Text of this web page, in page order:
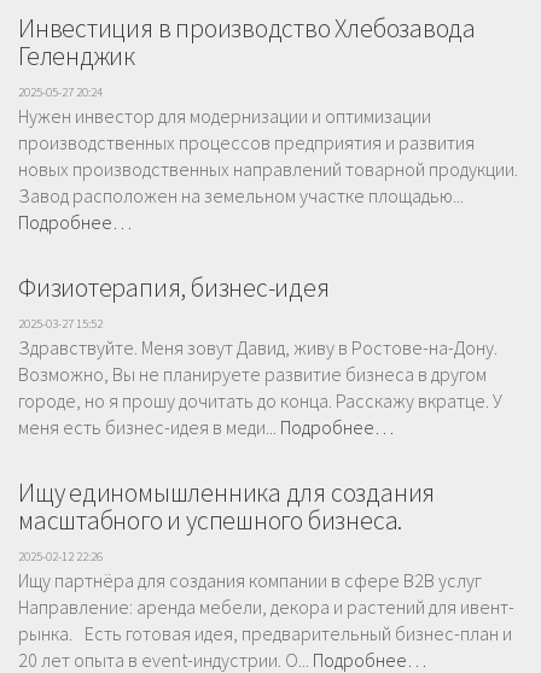
Инвестиция в производство Хлебозавода
Геленджик
2025-05-27 20:24
Нужен инвестор для модернизации и оптимизации
производственных процессов предприятия и развития
новых производственных направлений товарной продукции.
Завод расположен на земельном участке площадью...
Подробнее…
Физиотерапия, бизнес-идея
2025-03-27 15:52
Здравствуйте. Меня зовут Давид, живу в Ростове-на-Дону.
Возможно, Вы не планируете развитие бизнеса в другом
городе, но я прошу дочитать до конца. Расскажу вкратце. У
меня есть бизнес-идея в меди... Подробнее…
Ищу единомышленника для создания
масштабного и успешного бизнеса.
2025-02-12 22:26
Ищу партнёра для создания компании в сфере B2B услуг
Направление: аренда мебели, декора и растений для ивент-
рынка. Есть готовая идея, предварительный бизнес-план и
20 лет опыта в event-индустрии. О... Подробнее…